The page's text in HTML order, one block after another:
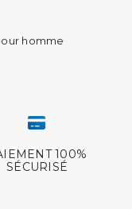
homme
100%
SÉCURISÉ